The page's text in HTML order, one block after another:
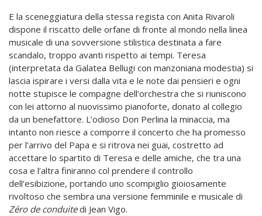
E la sceneggiatura della stessa regista con Anita Rivaroli
dispone il riscatto delle orfane di fronte al mondo nella linea
musicale di una sovversione stilistica destinata a fare
scandalo, troppo avanti rispetto ai tempi. Teresa
(interpretata da Galatea Bellugi con manzoniana modestia) si
lascia ispirare i versi dalla vita e le note dai pensieri e ogni
notte stupisce le compagne dell’orchestra che si riuniscono
con lei attorno al nuovissimo pianoforte, donato al collegio
da un benefattore. L’odioso Don Perlina la minaccia, ma
intanto non riesce a comporre il concerto che ha promesso
per l’arrivo del Papa e si ritrova nei guai, costretto ad
accettare lo spartito di Teresa e delle amiche, che tra una
cosa e l’altra finiranno col prendere il controllo
dell’esibizione, portando uno scompiglio gioiosamente
rivoltoso che sembra una versione femminile e musicale di
Zéro de conduitedi Jean Vigo.